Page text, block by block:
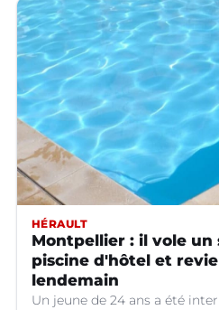
HÉRAULT
Montpellier : il vole un
piscine d'hôtel et
lendemain
Un jeune de 24 ans a été